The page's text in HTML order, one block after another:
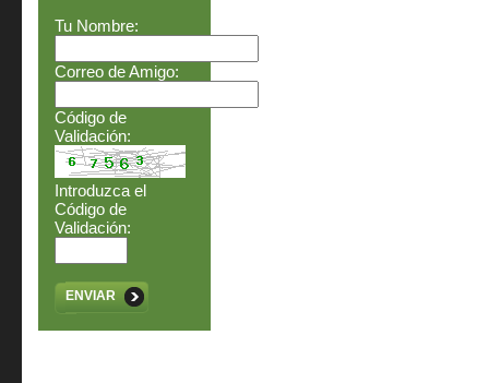
Tu Nombre:
Correo de Amigo:
Código de
Validación:
Introduzca el
Código de
Validación:
ENVIAR